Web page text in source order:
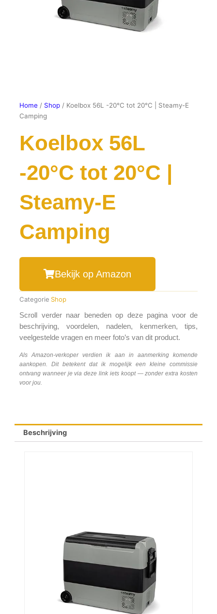
Home / Shop / Koelbox 56L -20°C tot 20°C | Steamy-E
Camping
Koelbox 56L
-20°C tot 20°C |
Steamy-E
Camping
Bekijk op Amazon
Categorie Shop
Scroll verder naar beneden op deze pagina voor de
beschrijving, voordelen, nadelen, kenmerken, tips,
veelgestelde vragen en meer foto’s van dit product.
Als Amazon-verkoper verdien ik aan in aanmerking komende
aankopen. Dit betekent dat ik mogelijk een kleine commissie
ontvang wanneer je via deze link iets koopt — zonder extra kosten
voor jou.
Beschrijving